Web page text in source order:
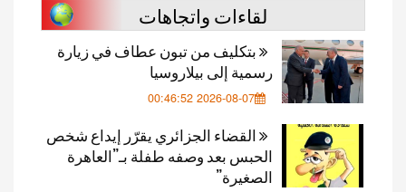
لقاءات واتجاهات
بتكليف من تبون عطاف في زيارة
رسمية إلى بيلاروسيا
2026-08-07 00:46:52
القضاء الجزائري يقرّر إيداع شخص
الحبس بعد وصفه طفلة بـ”العاهرة
الصغيرة”